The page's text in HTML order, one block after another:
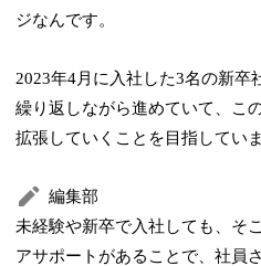
ジなんです。
2023年4月に入社した3名の新卒
繰り返しながら進めていて、こ
拡張していくことを目指していま
編集部
未経験や新卒で入社しても、そ
アサポートがあることで、社員